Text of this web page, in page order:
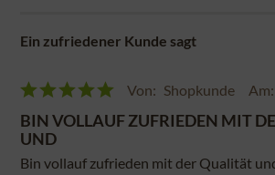
Ein zufriedener Kunde sagt
Von: Shopkunde Am:
BIN VOLLAUF ZUFRIEDEN MIT
UND
Bin vollauf zufrieden mit der Qualität